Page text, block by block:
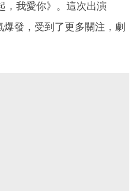
，我愛你》。這次出演
爆發，受到了更多關注，劇